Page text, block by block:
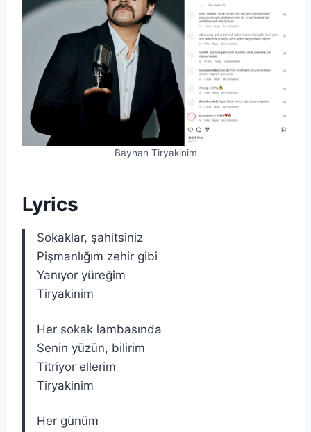
Bayhan Tiryakinim
Lyrics
Sokaklar, şahitsiniz
Pişmanlığım zehir gibi
Yanıyor yüreğim
Tiryakinim
Her sokak lambasında
Senin yüzün, bilirim
Titriyor ellerim
Tiryakinim
Her günüm